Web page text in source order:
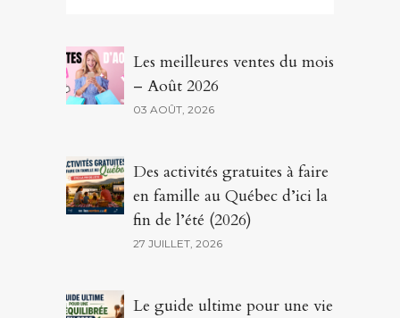
Les meilleures ventes du mois
– Août 2026
03 AOÛT, 2026
Des activités gratuites à faire
en famille au Québec d’ici la
fin de l’été (2026)
27 JUILLET, 2026
Le guide ultime pour une vie